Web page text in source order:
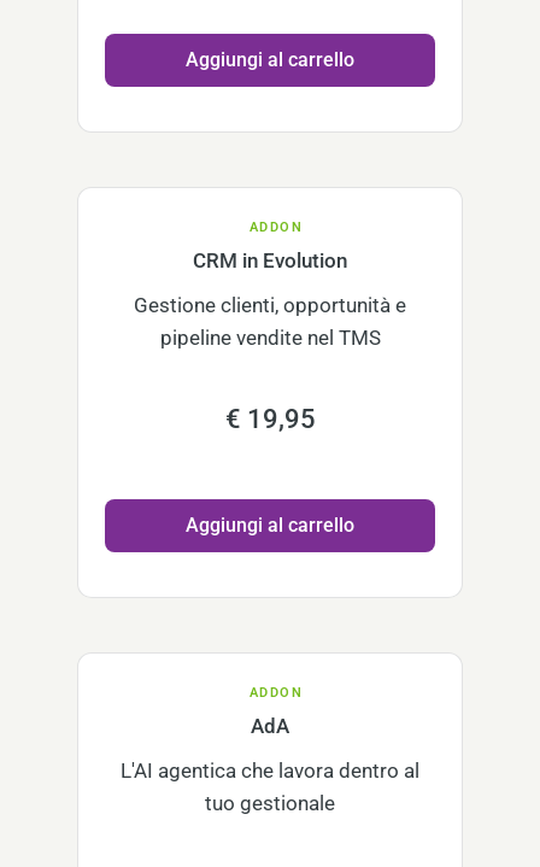
Aggiungi al carrello
ADDON
CRM in Evolution
Gestione clienti, opportunità e
pipeline vendite nel TMS
€ 19,95
Aggiungi al carrello
ADDON
AdA
L'AI agentica che lavora dentro al
tuo gestionale